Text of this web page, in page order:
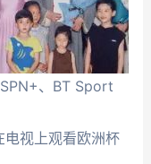
、BT Sport
视上观看欧洲杯